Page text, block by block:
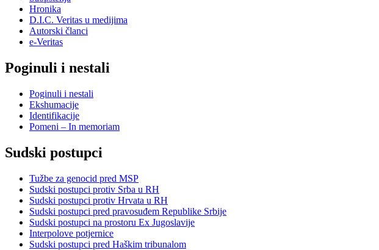
Hronika
D.I.C. Veritas u medijima
Autorski članci
e-Veritas
Poginuli i nestali
Poginuli i nestali
Ekshumacije
Identifikacije
Pomeni – In memoriam
Sudski postupci
Tužbe za genocid pred MSP
Sudski postupci protiv Srba u RH
Sudski postupci protiv Hrvata u RH
Sudski postupci pred pravosuđem Republike Srbije
Sudski postupci na prostoru Ex Jugoslavije
Interpolove potjernice
Sudski postupci pred Haškim tribunalom